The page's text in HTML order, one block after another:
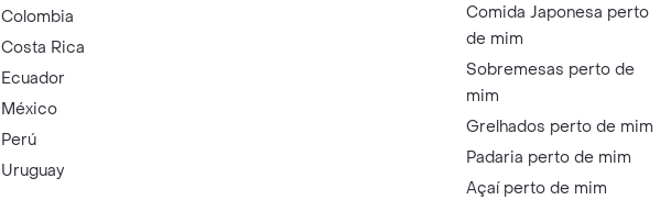
Colombia
Costa Rica
Ecuador
México
Perú
Uruguay
Comida Japonesa perto
de mim
Sobremesas perto de
mim
Grelhados perto de mim
Padaria perto de mim
Açaí perto de mim